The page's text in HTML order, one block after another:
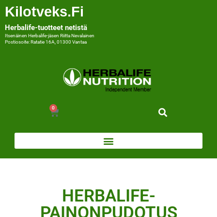
Kilotveks.fi
Herbalife-tuotteet netistä
Itsenäinen Herbalife-jäsen Riitta Nevalainen
Postiosoite: Ratatie 16A, 01300 Vantaa
0
HERBALIFE-